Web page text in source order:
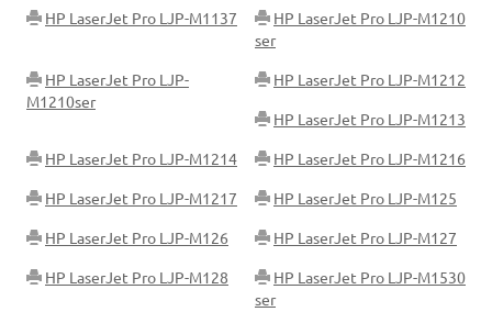
HP LaserJet Pro LJP-M1137
HP LaserJet Pro LJP-M1210
ser
HP LaserJet Pro LJP-
M1210ser
HP LaserJet Pro LJP-M1212
HP LaserJet Pro LJP-M1213
HP LaserJet Pro LJP-M1214 HP LaserJet Pro LJP-M1216
HP LaserJet Pro LJP-M1217 HP LaserJet Pro LJP-M125
HP LaserJet Pro LJP-M126 HP LaserJet Pro LJP-M127
HP LaserJet Pro LJP-M128
HP LaserJet Pro LJP-M1530
ser